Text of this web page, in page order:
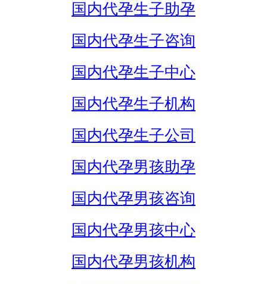
国内代孕生子助孕
国内代孕生子咨询
国内代孕生子中心
国内代孕生子机构
国内代孕生子公司
国内代孕男孩助孕
国内代孕男孩咨询
国内代孕男孩中心
国内代孕男孩机构